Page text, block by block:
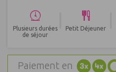
Plusieurs durées
de séjour
Petit Déjeuner
Paiement en